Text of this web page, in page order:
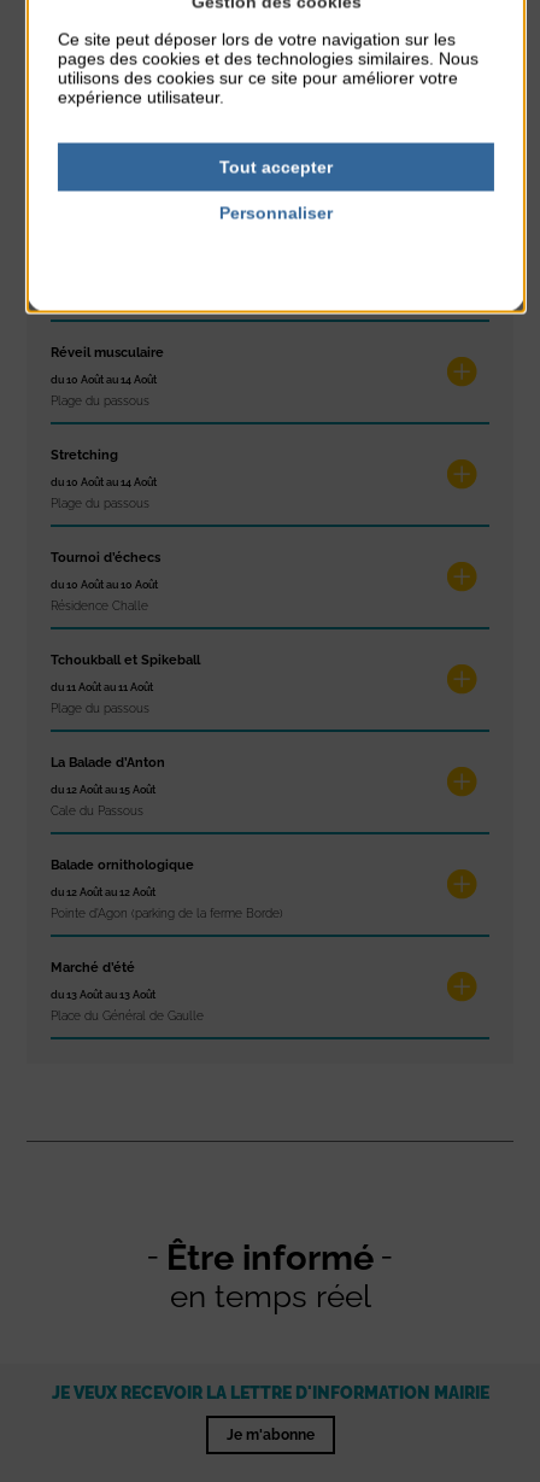
Glisse & Environnement
du 9 Août au 9 Août
Place du Général de Gaulle
Concert
Place du Général de Gaulle
Réveil musculaire
du 10 Août au 14 Août
Plage du passous
Stretching
du 10 Août au 14 Août
Plage du passous
Tournoi d’échecs
du 10 Août au 10 Août
Résidence Challe
Tchoukball et Spikeball
du 11 Août au 11 Août
Plage du passous
La Balade d’Anton
du 12 Août au 15 Août
Cale du Passous
Balade ornithologique
du 12 Août au 12 Août
Pointe d'Agon (parking de la ferme Borde)
Marché d’été
du 13 Août au 13 Août
Place du Général de Gaulle
Être informé
en temps réel
JE VEUX RECEVOIR LA LETTRE D'INFORMATION MAIRIE
Je m'abonne
Ce site peut déposer lors de votre navigation sur les
pages des cookies et des technologies similaires. Nous
utilisons des cookies sur ce site pour améliorer votre
expérience utilisateur.
Tout accepter
Personnaliser